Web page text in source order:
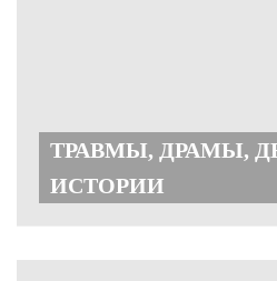
ТРАВМЫ, ДРАМЫ,
ИСТОРИИ